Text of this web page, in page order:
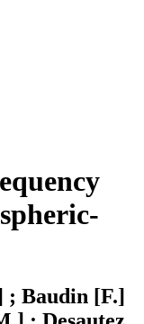
Baudin [F.]